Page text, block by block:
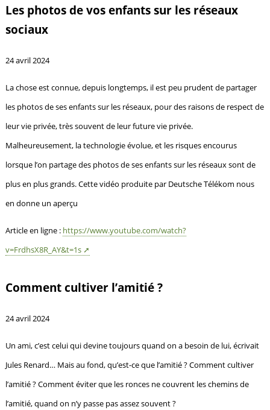
Les photos de vos enfants sur les réseaux
sociaux
24 avril 2024
La chose est connue, depuis longtemps, il est peu prudent de partager
les photos de ses enfants sur les réseaux, pour des raisons de respect de
leur vie privée, très souvent de leur future vie privée.
Malheureusement, la technologie évolue, et les risques encourus
lorsque l’on partage des photos de ses enfants sur les réseaux sont de
plus en plus grands. Cette vidéo produite par Deutsche Télékom nous
en donne un aperçu
Article en ligne : https://www.youtube.com/watch?
v=FrdhsX8R_AY&t=1s
Comment cultiver l’amitié ?
24 avril 2024
Un ami, c’est celui qui devine toujours quand on a besoin de lui, écrivait
Jules Renard… Mais au fond, qu’est-ce que l’amitié ? Comment cultiver
l’amitié ? Comment éviter que les ronces ne couvrent les chemins de
l’amitié, quand on n’y passe pas assez souvent ?